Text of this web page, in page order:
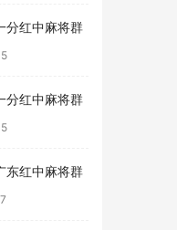
分红中麻将群
分红中麻将群
东红中麻将群